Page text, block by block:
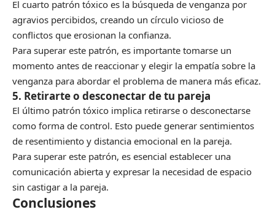
El cuarto patrón tóxico es la búsqueda de venganza por
agravios percibidos, creando un círculo vicioso de
conflictos que erosionan la confianza.
Para superar este patrón, es importante tomarse un
momento antes de reaccionar y elegir la empatía sobre la
venganza para abordar el problema de manera más eficaz.
5. Retirarte o desconectar de tu pareja
El último patrón tóxico implica retirarse o desconectarse
como forma de control. Esto puede generar sentimientos
de resentimiento y distancia emocional en la pareja.
Para superar este patrón, es esencial establecer una
comunicación abierta y expresar la necesidad de espacio
sin castigar a la pareja.
Conclusiones